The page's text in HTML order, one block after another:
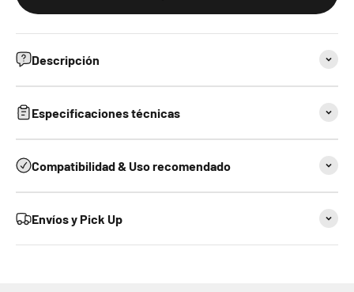
Descripción
Especificaciones técnicas
Compatibilidad & Uso recomendado
Envíos y Pick Up